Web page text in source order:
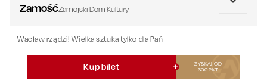
ZamośćZamojski Dom Kultury
Wacław rządzi! Wielka sztuka tylko dla Pań
Kup bilet
ZYSKAJ OD
300PKT